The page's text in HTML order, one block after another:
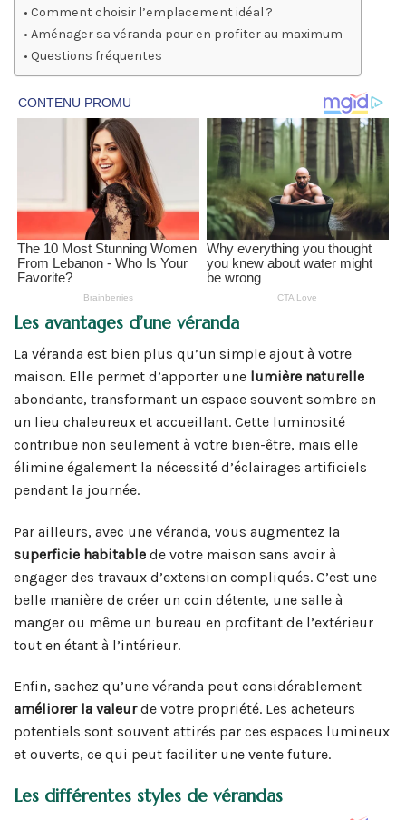
Comment choisir l’emplacement idéal ?
Aménager sa véranda pour en profiter au maximum
Questions fréquentes
Les avantages d’une véranda
La véranda est bien plus qu’un simple ajout à votre
maison. Elle permet d’apporter une lumière naturelle
abondante, transformant un espace souvent sombre en
un lieu chaleureux et accueillant. Cette luminosité
contribue non seulement à votre bien-être, mais elle
élimine également la nécessité d’éclairages artificiels
pendant la journée.
Par ailleurs, avec une véranda, vous augmentez la
superficie habitable de votre maison sans avoir à
engager des travaux d’extension compliqués. C’est une
belle manière de créer un coin détente, une salle à
manger ou même un bureau en profitant de l’extérieur
tout en étant à l’intérieur.
Enfin, sachez qu’une véranda peut considérablement
améliorer la valeurde votre propriété. Les acheteurs
potentiels sont souvent attirés par ces espaces lumineux
et ouverts, ce qui peut faciliter une vente future.
Les différentes styles de vérandas